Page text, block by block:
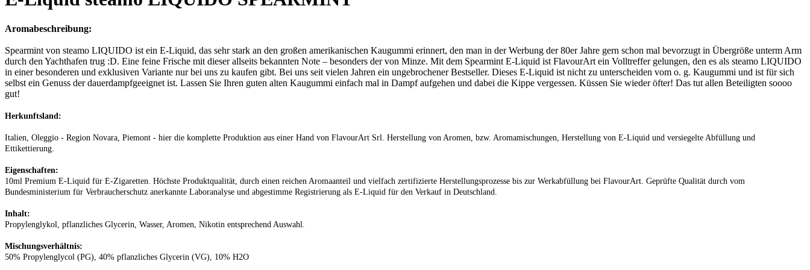
Aromabeschreibung:
Spearmint von steamo LIQUIDO ist ein E-Liquid, das sehr stark an den großen amerikanischen Kaugummi erinnert, den man in der Werbung der 80er Jahre gern schon mal bevorzugt in Übergröße unterm Arm
durch den Yachthafen trug :D. Eine feine Frische mit dieser allseits bekannten Note – besonders der von Minze. Mit dem Spearmint E-Liquid ist FlavourArt ein Volltreffer gelungen, den es als steamo LIQUIDO
in einer besonderen und exklusiven Variante nur bei uns zu kaufen gibt. Bei uns seit vielen Jahren ein ungebrochener Bestseller. Dieses E-Liquid ist nicht zu unterscheiden vom o. g. Kaugummi und ist für sich
selbst ein Genuss der dauerdampfgeeignet ist. Lassen Sie Ihren guten alten Kaugummi einfach mal in Dampf aufgehen und dabei die Kippe vergessen. Küssen Sie wieder öfter! Das tut allen Beteiligten soooo
gut!
Herkunftsland:
Italien, Oleggio - Region Novara, Piemont - hier die komplette Produktion aus einer Hand von FlavourArt Srl. Herstellung von Aromen, bzw. Aromamischungen, Herstellung von E-Liquid und versiegelte Abfüllung und
Ettikettierung.
Eigenschaften:
10ml Premium E-Liquid für E-Zigaretten. Höchste Produktqualität, durch einen reichen Aromaanteil und vielfach zertifizierte Herstellungsprozesse bis zur Werkabfüllung bei FlavourArt. Geprüfte Qualität durch vom
Bundesministerium für Verbraucherschutz anerkannte Laboranalyse und abgestimme Registrierung als E-Liquid für den Verkauf in Deutschland.
Inhalt:
Propylenglykol, pflanzliches Glycerin, Wasser, Aromen, Nikotin entsprechend Auswahl.
Mischungsverhältnis:
50% Propylenglycol (PG), 40% pflanzliches Glycerin (VG), 10% H2O